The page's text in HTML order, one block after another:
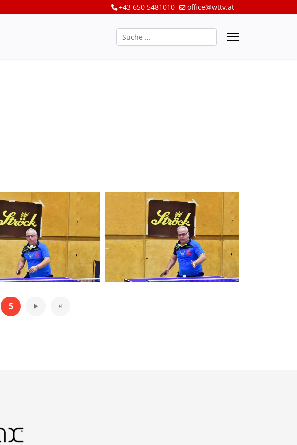
+43 650 5481010 office@wttv.at
Suchen
5